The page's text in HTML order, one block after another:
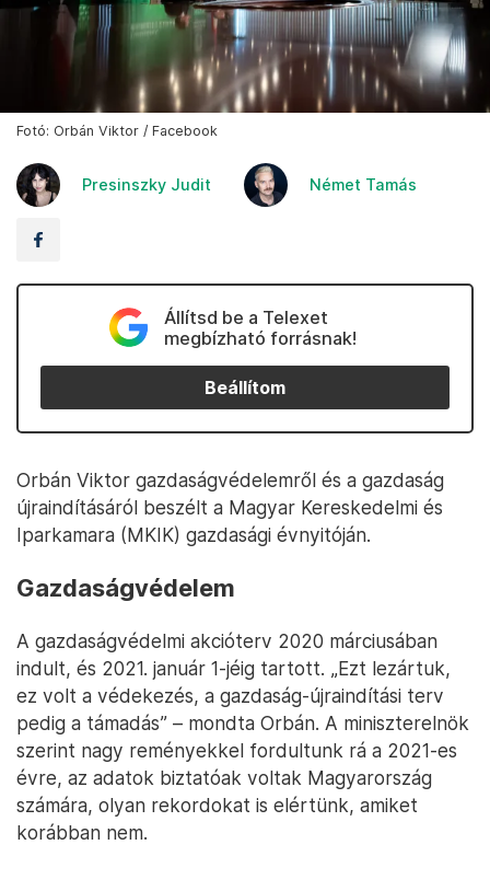
Fotó: Orbán Viktor / Facebook
Presinszky Judit Német Tamás
Állítsd be a Telexet
megbízható forrásnak!
Beállítom
Orbán Viktor gazdaságvédelemről és a gazdaság
újraindításáról beszélt a Magyar Kereskedelmi és
Iparkamara (MKIK) gazdasági évnyitóján.
Gazdaságvédelem
A gazdaságvédelmi akcióterv 2020 márciusában
indult, és 2021. január 1-jéig tartott. „Ezt lezártuk,
ez volt a védekezés, a gazdaság-újraindítási terv
pedig a támadás” – mondta Orbán. A miniszterelnök
szerint nagy reményekkel fordultunk rá a 2021-es
évre, az adatok biztatóak voltak Magyarország
számára, olyan rekordokat is elértünk, amiket
korábban nem.